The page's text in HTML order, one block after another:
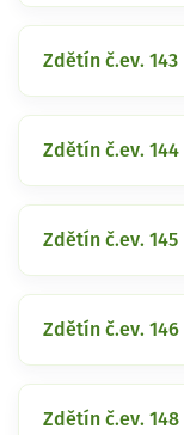
Zdětín č.ev. 143
Zdětín č.ev. 144
Zdětín č.ev. 145
Zdětín č.ev. 146
Zdětín č.ev. 148